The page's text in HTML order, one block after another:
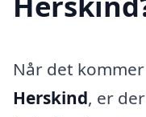
Når det
Herskind, er